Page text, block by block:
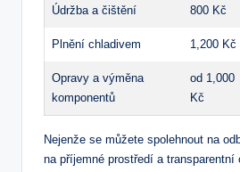
Údržba a čištění 800 Kč
Plnění chladivem 1,200 Kč
Opravy a výměna
komponentů
od 1,000
‌Kč
Nejenže⁢ se můžete spolehnout na
na příjemné prostředí a transparentní